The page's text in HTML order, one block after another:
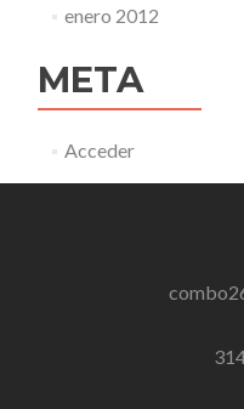
enero 2012
META
Acceder